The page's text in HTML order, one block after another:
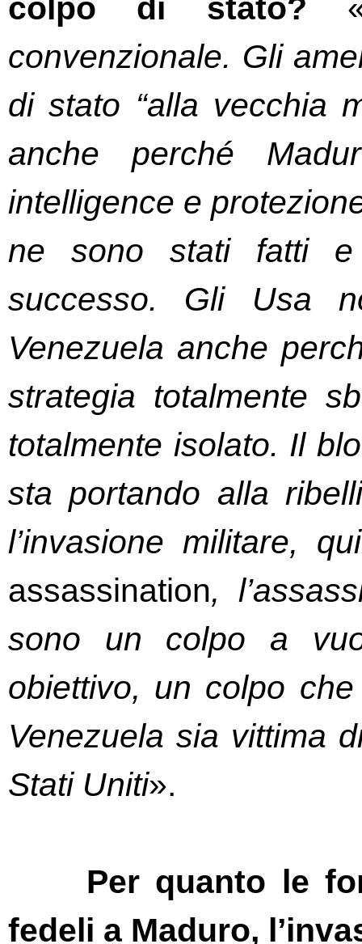
colpo di stato?
convenzionale. Gli
di stato “alla vecchia
anche perché
intelligence e
ne sono stati fatti
successo. Gli Usa
Venezuela anche
strategia totalmente
totalmente isolato. Il
sta portando alla
l’invasione militare,
assassination,
sono un colpo a
obiettivo, un colpo
Venezuela sia vittima
Stati Uniti».
Per quanto le
fedeli a Maduro,